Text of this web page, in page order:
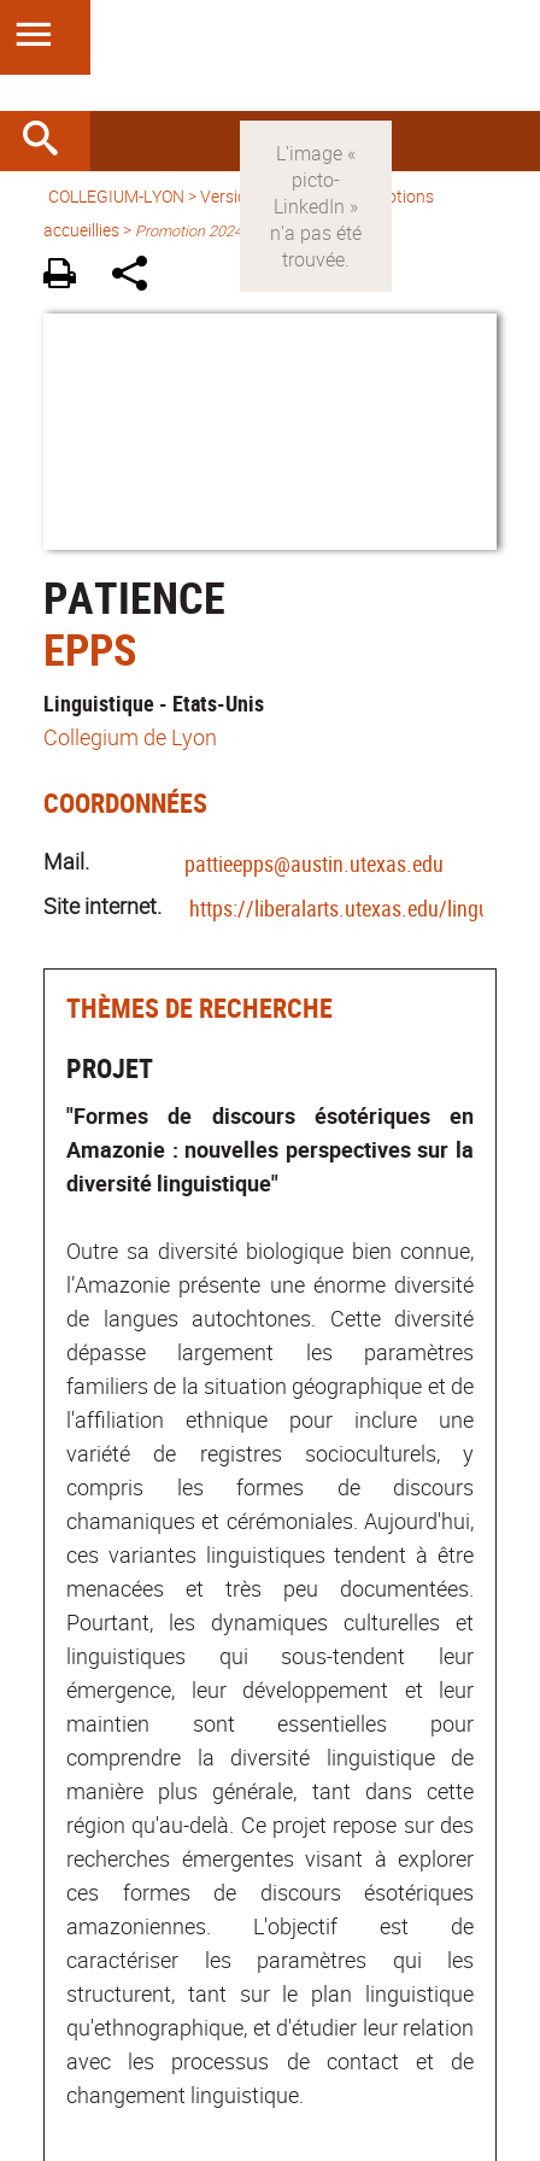
COLLEGIUM-LYON >Version française> Promotions
accueillies > Promotion 2024-2025
PATIENCE
EPPS
Linguistique - Etats-Unis
Collegium de Lyon
COORDONNÉES
Mail.
pattieepps@austin.utexas.edu
Site internet.
https://liberalarts.utexas.edu/
THÈMES DE RECHERCHE
PROJET
"Formes de discours ésotériques en
Amazonie : nouvelles perspectives sur la
diversité linguistique"
Outre sa diversité biologique bien connue,
l’Amazonie présente une énorme diversité
de langues autochtones. Cette diversité
dépasse largement les paramètres
familiers de la situation géographique et de
l'affiliation ethnique pour inclure une
variété de registres socioculturels, y
compris les formes de discours
chamaniques et cérémoniales. Aujourd'hui,
ces variantes linguistiques tendent à être
menacées et très peu documentées.
Pourtant, les dynamiques culturelles et
linguistiques qui sous-tendent leur
émergence, leur développement et leur
maintien sont essentielles pour
comprendre la diversité linguistique de
manière plus générale, tant dans cette
région qu'au-delà. Ce projet repose sur des
recherches émergentes visant à explorer
ces formes de discours ésotériques
amazoniennes. L'objectif est de
caractériser les paramètres qui les
structurent, tant sur le plan linguistique
qu'ethnographique, et d'étudier leur relation
avec les processus de contact et de
changement linguistique.